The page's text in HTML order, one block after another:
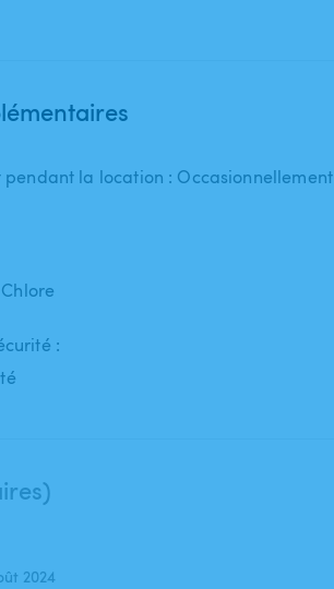
la location : Occasionnellement
:
2024